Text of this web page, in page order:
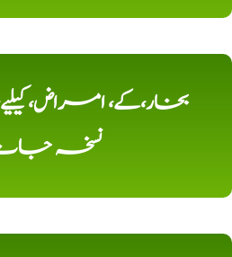
بخار،کے، امراض،
نسخہ